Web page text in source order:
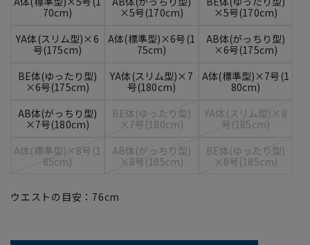
70cm)
×5号(170cm)
×5号(170cm)
YA体(スリム型)×6
号(175cm)
A体(標準型)×6号(1
75cm)
AB体(がっちり型)
×6号(175cm)
BE体(ゆったり型)
×6号(175cm)
YA体(スリム型)×7
号(180cm)
A体(標準型)×7号(1
80cm)
AB体(がっちり型)
×7号(180cm)
BE体(ゆったり型)
×7号(180cm)
YA体(スリム型)×8
号(185cm)
A体(標準型)×8号(1
85cm)
AB体(がっちり型)
×8号(185cm)
BE体(ゆったり型)
×8号(185cm)
ウエストの目安： 76cm